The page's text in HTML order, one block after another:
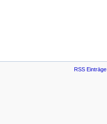
RSS Einträge